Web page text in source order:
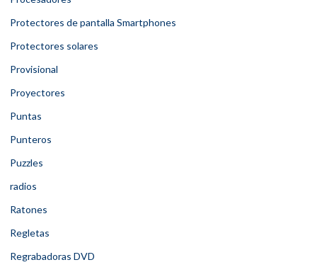
Protectores de pantalla Smartphones
Protectores solares
Provisional
Proyectores
Puntas
Punteros
Puzzles
radios
Ratones
Regletas
Regrabadoras DVD